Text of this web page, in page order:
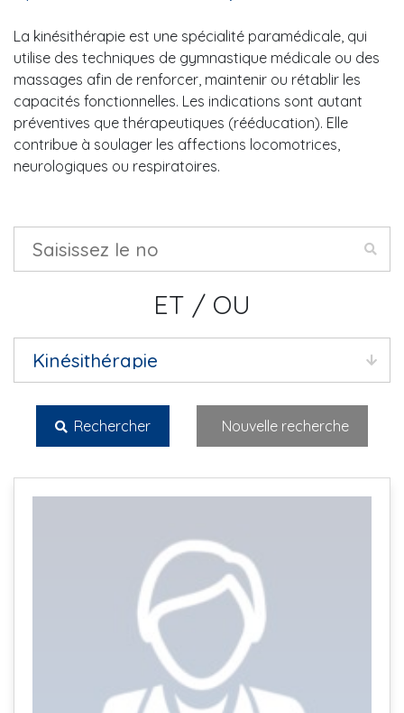
La kinésithérapie est une spécialité paramédicale, qui
utilise des techniques de gymnastique médicale ou des
massages afin de renforcer, maintenir ou rétablir les
capacités fonctionnelles. Les indications sont autant
préventives que thérapeutiques (rééducation). Elle
contribue à soulager les affections locomotrices,
neurologiques ou respiratoires.
ET / OU
Rechercher Nouvelle recherche